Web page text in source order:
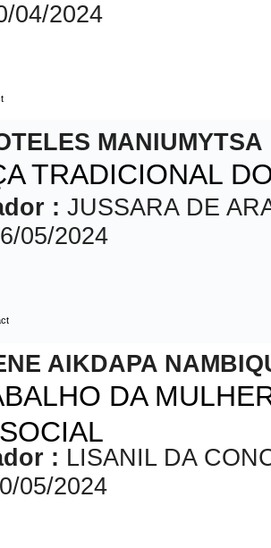
04/2024
MANIUMYTSA
TRADICIONAL
: JUSSARA DE
05/2024
AIKDAPA
DA
: LISANIL DA
05/2024